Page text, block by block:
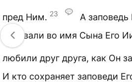
пред Ним. 23
А
веровали во имя Сына Его
любили друг друга, как Он
И кто сохраняет заповеди